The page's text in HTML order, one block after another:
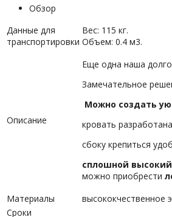
Обзор
Данные для
транспортировки
Вес: 115 кг.
Объем: 0.4 м3.
Описание
Еще одна наша
Замечательное
Можно создать
кровать
сбоку крепиться
сплошной
можно приобрести
Материалы
высококчественное
Сроки